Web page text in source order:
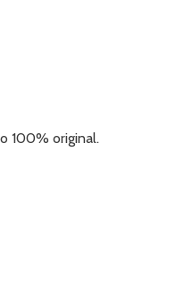
100% original.